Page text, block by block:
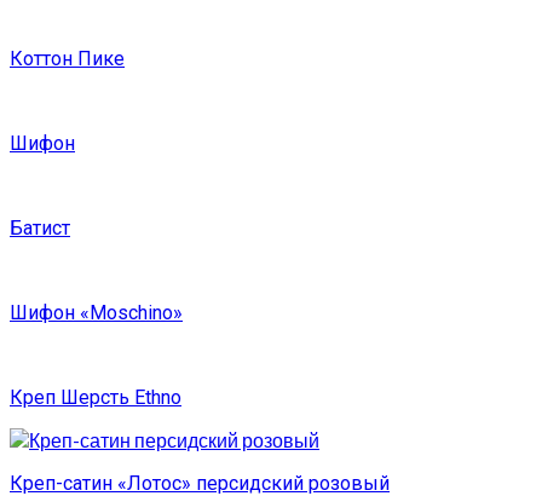
Коттон Пике
Шифон
Батист
Шифон «Moschino»
Креп Шерсть Ethno
Креп-сатин «Лотос» персидский розовый